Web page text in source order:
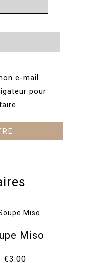
e-mail
pour
Miso
€3.00